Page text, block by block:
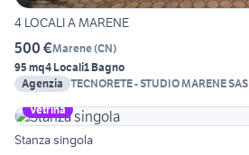
4 LOCALI A MARENE
500 €Marene(CN)
95 mq4 Locali1 Bagno
Agenzia TECNORETE - STUDIO MARENE SAS
Vetrina
Stanza singola